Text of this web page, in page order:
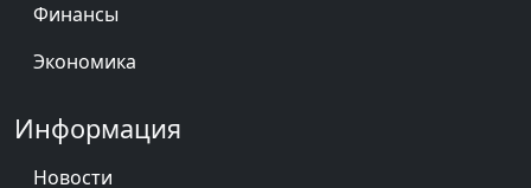
Финансы
Экономика
Информация
Новости